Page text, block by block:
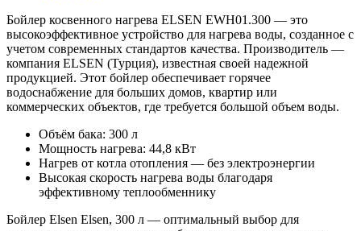
Бойлер косвенного нагрева ELSEN EWH01.300 — это
высокоэффективное устройство для нагрева воды, созданное с
учетом современных стандартов качества. Производитель —
компания ELSEN (Турция), известная своей надежной
продукцией. Этот бойлер обеспечивает горячее
водоснабжение для больших домов, квартир или
коммерческих объектов, где требуется большой объем воды.
Объём бака: 300 л
Мощность нагрева: 44,8 кВт
Нагрев от котла отопления — без электроэнергии
Высокая скорость нагрева воды благодаря
эффективному теплообменнику
Бойлер Elsen Elsen, 300 л — оптимальный выбор для